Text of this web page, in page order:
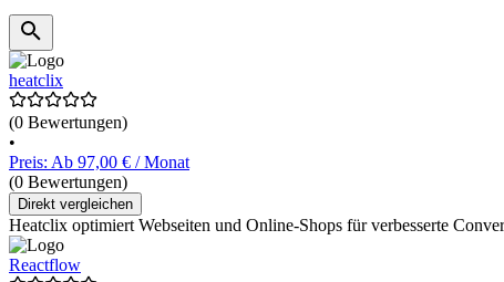
heatclix
(0 Bewertungen)
•
Preis: Ab 97,00 € / Monat
(0 Bewertungen)
Direkt vergleichen
Heatclix optimiert Webseiten und Online-Shops für verbesserte
Reactflow